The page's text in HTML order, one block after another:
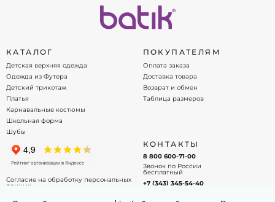
КАТАЛОГ
Детская верхняя одежда
Одежда из Футера
Детский трикотаж
Платья
Карнавальные костюмы
Школьная форма
Шубы
ПОКУПАТЕЛЯМ
Оплата заказа
Доставка товара
Возврат и обмен
Таблица размеров
Согласие на обработку персональных
данных
КОНТАКТЫ
8 800 600-71-00
Звонок по России
бесплатный
+7 (343) 345-54-40